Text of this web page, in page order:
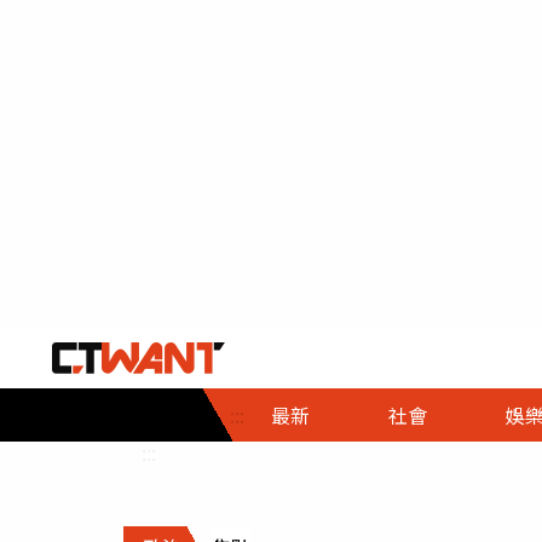
::: 最新 社會
社會首頁
時事
調查
娛樂
娛樂首頁
即時
財經首頁
熱線
政